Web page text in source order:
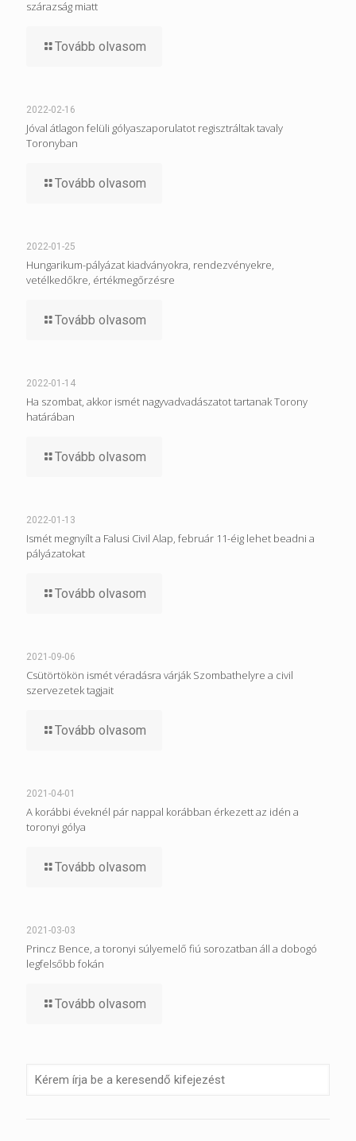
szárazság miatt
Tovább olvasom
2022-02-16
Jóval átlagon felüli gólyaszaporulatot regisztráltak tavaly
Toronyban
Tovább olvasom
2022-01-25
Hungarikum-pályázat kiadványokra, rendezvényekre,
vetélkedőkre, értékmegőrzésre
Tovább olvasom
2022-01-14
Ha szombat, akkor ismét nagyvadvadászatot tartanak Torony
határában
Tovább olvasom
2022-01-13
Ismét megnyílt a Falusi Civil Alap, február 11-éig lehet beadni a
pályázatokat
Tovább olvasom
2021-09-06
Csütörtökön ismét véradásra várják Szombathelyre a civil
szervezetek tagjait
Tovább olvasom
2021-04-01
A korábbi éveknél pár nappal korábban érkezett az idén a
toronyi gólya
Tovább olvasom
2021-03-03
Princz Bence, a toronyi súlyemelő fiú sorozatban áll a dobogó
legfelsőbb fokán
Tovább olvasom